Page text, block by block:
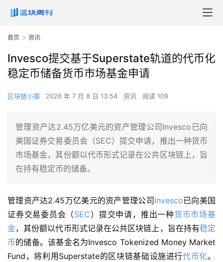
首页 资讯
Invesco提交基于Superstate轨道的代币化
稳定币储备货币市场基金申请
区块链小猫 2026 年 7 月 8 日 13:54 资讯 阅读 109
管理资产达2.45万亿美元的资产管理公司Invesco已向
美国证券交易委员会（SEC）提交申请，推出一种货币
市场基金，其份额以代币形式记录在公共区块链上，旨
在持有稳定币的储备。
管理资产达2.45万亿美元的资产管理公司 Invesco已向美国
证券交易委员会（SEC）提交申请，推出一种货币市场基
金，其份额以代币形式记录在公共区块链上，旨在持有稳定
币的储备。该基金名为Invesco Tokenized Money Market
Fund，将利用Superstate的区块链基础设施进行代币化。